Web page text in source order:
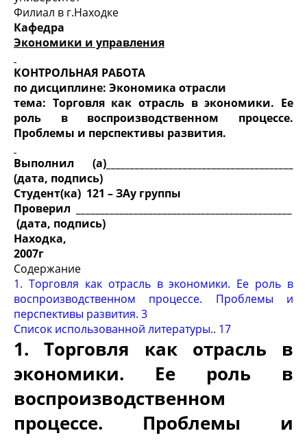
Филиал в г.Находке
Кафедра
Экономики и управления
КОНТРОЛЬНАЯ РАБОТА
по дисциплине: Экономика отрасли
тема: Торговля как отрасль в экономики. Ее
роль в воспроизводственном процессе.
Проблемы и перспективы развития.
Выполнил (а)_______________________________________
(дата, подпись)
Студент(ка) 121 – ЗАу группы
Проверил _____________________________________________
(дата, подпись)
Находка,
2007г
Содержание
1. Торговля как отрасль в экономики. Ее роль в
воспроизводственном процессе. Проблемы и
перспективы развития. 3
Список использованной литературы.. 17
1. Торговля как отрасль в
экономики. Ее роль в
воспроизводственном
процессе. Проблемы и